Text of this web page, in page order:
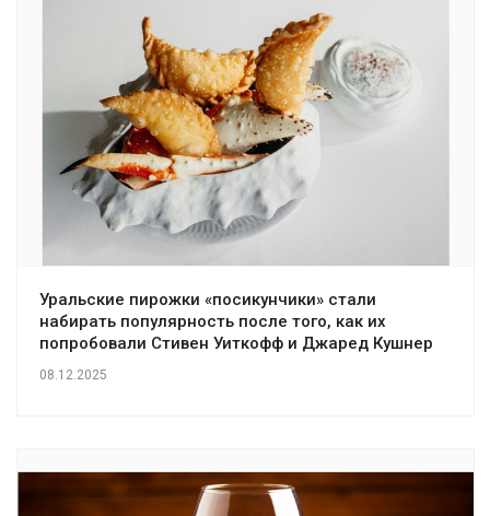
Уральские пирожки «посикунчики» стали
набирать популярность после того, как их
попробовали Стивен Уиткофф и Джаред Кушнер
08.12.2025